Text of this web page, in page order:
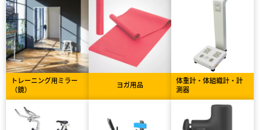
トレーニング用ミラー
（鏡）
ヨガ用品
体重計・体組織計・計
測器